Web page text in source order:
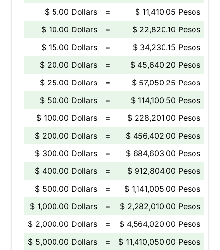
$ 5.00 Dollars
=
$ 11,410.05 Pesos
$ 10.00 Dollars
=
$ 22,820.10 Pesos
$ 15.00 Dollars
=
$ 34,230.15 Pesos
$ 20.00 Dollars
=
$ 45,640.20 Pesos
$ 25.00 Dollars
=
$ 57,050.25 Pesos
$ 50.00 Dollars
=
$ 114,100.50 Pesos
$ 100.00 Dollars
=
$ 228,201.00 Pesos
$ 200.00 Dollars
=
$ 456,402.00 Pesos
$ 300.00 Dollars
=
$ 684,603.00 Pesos
$ 400.00 Dollars
=
$ 912,804.00 Pesos
$ 500.00 Dollars
=
$ 1,141,005.00 Pesos
$ 1,000.00 Dollars
=
$ 2,282,010.00 Pesos
$ 2,000.00 Dollars
=
$ 4,564,020.00 Pesos
$ 5,000.00 Dollars
= $ 11,410,050.00 Pesos